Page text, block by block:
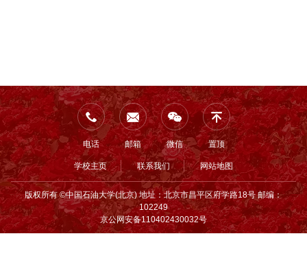
电话 邮箱 微信 置顶
学校主页 联系我们 网站地图
版权所有 ©中国石油大学(北京) 地址：北京市昌平区府学路18号 邮编：
102249
京公网安备110402430032号